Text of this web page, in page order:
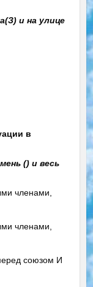
и на улице
в
() и весь
членами,
членами,
союзом И